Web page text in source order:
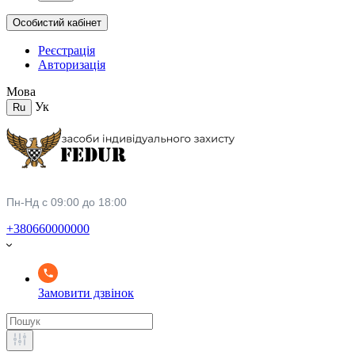
Особистий кабінет
Реєстрація
Авторизація
Мова
Ru Ук
Пн-Нд с 09:00 до 18:00
+380660000000
Замовити дзвінок